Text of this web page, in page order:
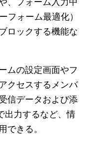
フォーム最適化）
ロックする機能な
ムの設定画面やフ
クセスするメンバ
信データおよび添
出力するなど、情
きる。